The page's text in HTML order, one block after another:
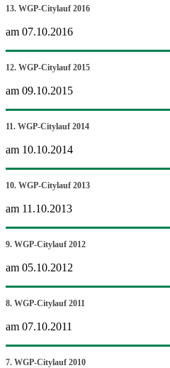
13. WGP-Citylauf 2016
am 07.10.2016
12. WGP-Citylauf 2015
am 09.10.2015
11. WGP-Citylauf 2014
am 10.10.2014
10. WGP-Citylauf 2013
am 11.10.2013
9. WGP-Citylauf 2012
am 05.10.2012
8. WGP-Citylauf 2011
am 07.10.2011
7. WGP-Citylauf 2010